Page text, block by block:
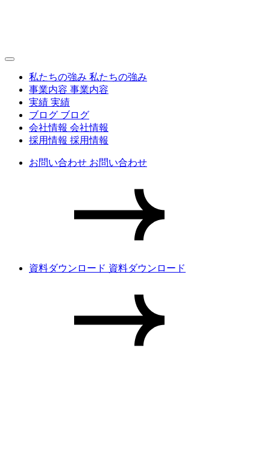
私たちの強み 私たちの強み
事業内容 事業内容
実績 実績
ブログ ブログ
会社情報 会社情報
採用情報 採用情報
お問い合わせ お問い合わせ
資料ダウンロード 資料ダウンロード